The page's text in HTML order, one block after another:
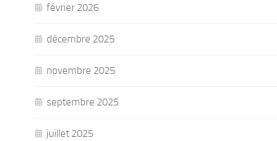
février 2026
décembre 2025
novembre 2025
septembre 2025
juillet 2025